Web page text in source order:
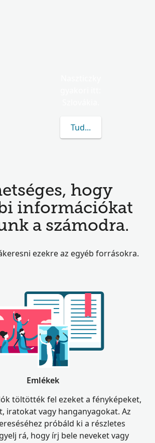
Tudj meg többet a(z)
hogy
információkat
a számodra.
ezekre az egyéb forrásokra.
Emlékek
töltötték fel ezeket a fényképeket,
iratokat vagy hanganyagokat. Az
próbáld ki a részletes
rá, hogy írj bele neveket vagy